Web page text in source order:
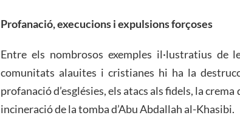
Profanació, execucions i expulsions forçoses
Entre els nombrosos exemples il·lustratius de
comunitats alauites i cristianes hi ha la
profanació d’esglésies, els atacs als fidels, la crema
incineració de la tomba d’Abu Abdallah al-Khasibi.